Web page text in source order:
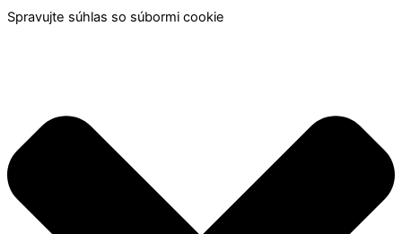
Spravujte súhlas so súbormi cookie